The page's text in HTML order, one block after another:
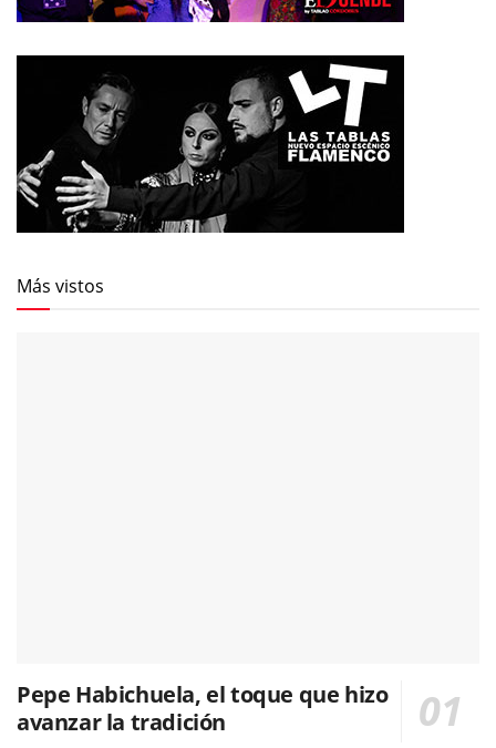
Más vistos
Pepe Habichuela, el toque que hizo
avanzar la tradición